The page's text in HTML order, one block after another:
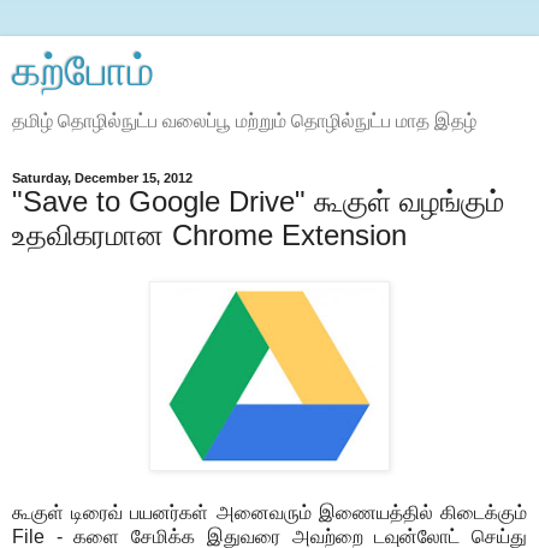
கற்போம்
தமிழ் தொழில்நுட்ப வலைப்பூ மற்றும் தொழில்நுட்ப மாத இதழ்
Saturday, December 15, 2012
"Save to Google Drive" கூகுள் வழங்கும்
உதவிகரமான Chrome Extension
கூகுள் டிரைவ் பயனர்கள் அனைவரும் இணையத்தில் கிடைக்கும்
File - களை சேமிக்க இதுவரை அவற்றை டவுன்லோட் செய்து